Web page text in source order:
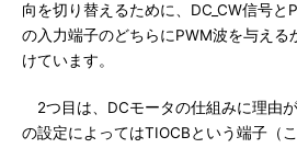
向を切り替えるために、DC_CW信号と
の入力端子のどちらにPWM波を与える
けています。
2つ目は、DCモータの仕組みに理由
の設定によってはTIOCBという端子（